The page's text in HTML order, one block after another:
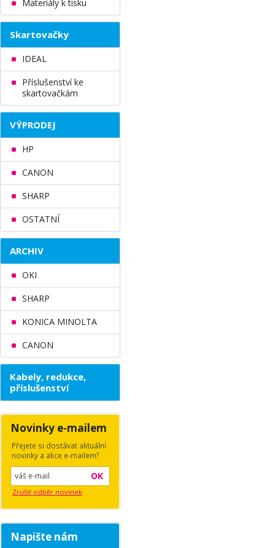
Materiály k tisku
Skartovačky
IDEAL
Příslušenství ke
skartovačkám
VÝPRODEJ
HP
CANON
SHARP
OSTATNÍ
ARCHIV
OKI
SHARP
KONICA MINOLTA
CANON
Kabely, redukce,
příslušenství
Novinky e-mailem
Přejete si dostávat aktuální
novinky a akce e-mailem?
OK
Zrušit odběr novinek
Napište nám